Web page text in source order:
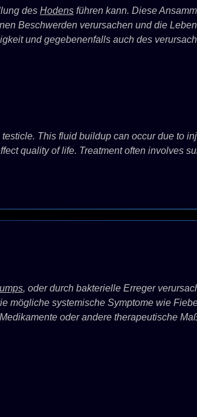
des Hodens führen kann. Diese
Beschwerden verursachen und die
und gegebenenfalls auch des
This fluid buildup can occur due to
quality of life. Treatment often involves
, oder durch bakterielle Erreger
mögliche systemische Symptome wie
oder andere therapeutische